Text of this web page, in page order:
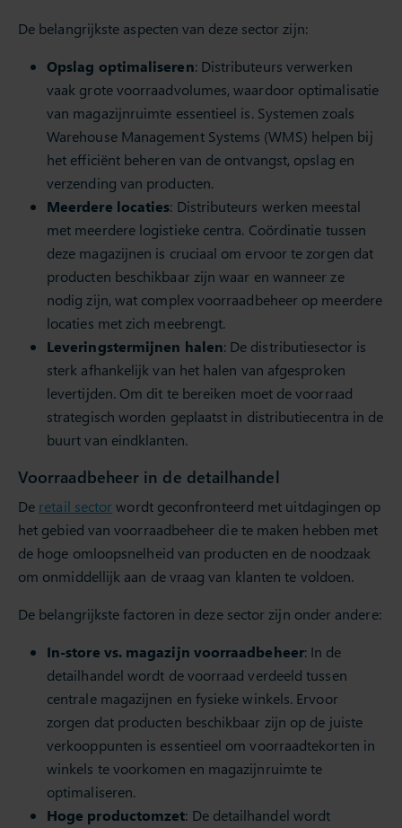
De belangrijkste aspecten van deze sector zijn:
Opslag optimaliseren: Distributeurs verwerken
vaak grote voorraadvolumes, waardoor optimalisatie
van magazijnruimte essentieel is. Systemen zoals
Warehouse Management Systems (WMS) helpen bij
het efficiënt beheren van de ontvangst, opslag en
verzending van producten.
Meerdere locaties: Distributeurs werken meestal
met meerdere logistieke centra. Coördinatie tussen
deze magazijnen is cruciaal om ervoor te zorgen dat
producten beschikbaar zijn waar en wanneer ze
nodig zijn, wat complex voorraadbeheer op meerdere
locaties met zich meebrengt.
Leveringstermijnen halen: De distributiesector is
sterk afhankelijk van het halen van afgesproken
levertijden. Om dit te bereiken moet de voorraad
strategisch worden geplaatst in distributiecentra in de
buurt van eindklanten.
Voorraadbeheer in de detailhandel
De retail sectorwordt geconfronteerd met uitdagingen op
het gebied van voorraadbeheer die te maken hebben met
de hoge omloopsnelheid van producten en de noodzaak
om onmiddellijk aan de vraag van klanten te voldoen.
De belangrijkste factoren in deze sector zijn onder andere:
In-store vs. magazijn voorraadbeheer: In de
detailhandel wordt de voorraad verdeeld tussen
centrale magazijnen en fysieke winkels. Ervoor
zorgen dat producten beschikbaar zijn op de juiste
verkooppunten is essentieel om voorraadtekorten in
winkels te voorkomen en magazijnruimte te
optimaliseren.
Hoge productomzet: De detailhandel wordt